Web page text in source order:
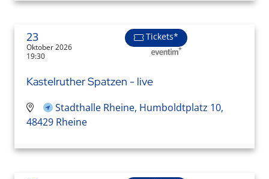
23
Oktober 2026
19:30
Tickets*
Kastelruther Spatzen - live
Stadthalle Rheine, Humboldtplatz 10,
48429 Rheine